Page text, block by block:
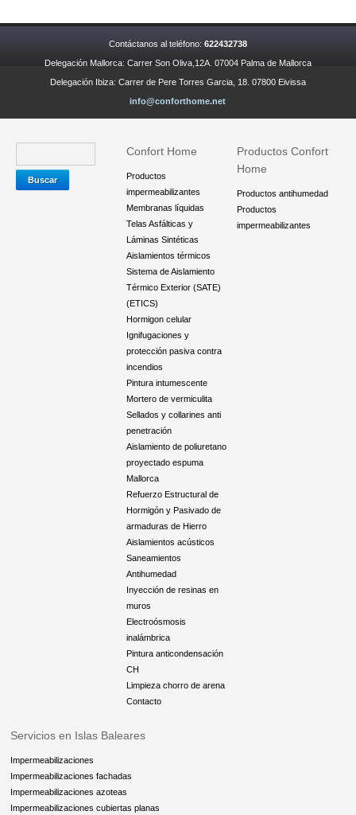
Contáctanos al teléfono: 622432738
Delegación Mallorca: Carrer Son Oliva,12A. 07004 Palma de Mallorca
Delegación Ibiza: Carrer de Pere Torres Garcia, 18. 07800 Eivissa
info@conforthome.net
Confort Home
Productos
impermeabilizantes
Membranas líquidas
Telas Asfálticas y
Láminas Sintéticas
Aislamientos térmicos
Sistema de Aislamiento
Térmico Exterior (SATE)
(ETICS)
Hormigon celular
Ignifugaciones y
protección pasiva contra
incendios
Pintura intumescente
Mortero de vermiculita
Sellados y collarines anti
penetración
Aislamiento de poliuretano
proyectado espuma
Mallorca
Refuerzo Estructural de
Hormigón y Pasivado de
armaduras de Hierro
Aislamientos acústicos
Saneamientos
Antihumedad
Inyección de resinas en
muros
Electroósmosis
inalámbrica
Pintura anticondensación
CH
Limpieza chorro de arena
Contacto
Productos Confort
Home
Productos antihumedad
Productos
impermeabilizantes
Servicios en Islas Baleares
Impermeabilizaciones
Impermeabilizaciones fachadas
Impermeabilizaciones azoteas
Impermeabilizaciones cubiertas planas